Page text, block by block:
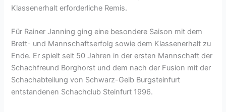
Klassenerhalt erforderliche Remis.
Für Rainer Janning ging eine besondere Saison mit dem
Brett- und Mannschaftserfolg sowie dem Klassenerhalt zu
Ende. Er spielt seit 50 Jahren in der ersten Mannschaft der
Schachfreund Borghorst und dem nach der Fusion mit der
Schachabteilung von Schwarz-Gelb Burgsteinfurt
entstandenen Schachclub Steinfurt 1996.